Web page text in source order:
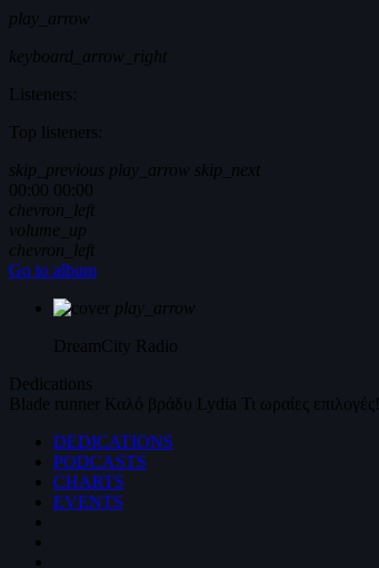
play_arrow
keyboard_arrow_right
Listeners:
Top listeners:
skip_previous play_arrow skip_next
00:00 00:00
chevron_left
volume_up
chevron_left
Go to album
play_arrow
DreamCity Radio
Dedications
Blade runner Καλό βράδυ Lydia Τι ωραίες επιλογές!
DEDICATIONS
PODCASTS
CHARTS
EVENTS